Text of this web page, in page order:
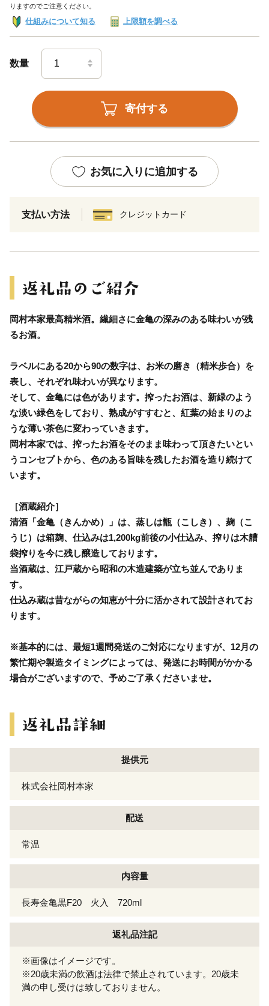
りますのでご注意ください。
仕組みについて知る 上限額を調べる
数量
寄付する
お気に入りに追加する
支払い方法 クレジットカード
岡村本家最高精米酒。繊細さに金亀の深みのある味わいが残
るお酒。
ラベルにある20から90の数字は、お米の磨き（精米歩合）を
表し、それぞれ味わいが異なります。
そして、金亀には色があります。搾ったお酒は、新緑のよう
な淡い緑色をしており、熟成がすすむと、紅葉の始まりのよ
うな薄い茶色に変わっていきます。
岡村本家では、搾ったお酒をそのまま味わって頂きたいとい
うコンセプトから、色のある旨味を残したお酒を造り続けて
います。
［酒蔵紹介］
清酒「金亀（きんかめ）」は、蒸しは甑（こしき）、麹（こ
うじ）は箱麹、仕込みは1,200kg前後の小仕込み、搾りは木艚
袋搾りを今に残し醸造しております。
当酒蔵は、江戸蔵から昭和の木造建築が立ち並んでありま
す。
仕込み蔵は昔ながらの知恵が十分に活かされて設計されてお
ります。
※基本的には、最短1週間発送のご対応になりますが、12月の
繁忙期や製造タイミングによっては、発送にお時間がかかる
場合がございますので、予めご了承くださいませ。
提供元
株式会社岡村本家
配送
常温
内容量
長寿金亀黒F20 火入 720ml
返礼品注記
※画像はイメージです。
※20歳未満の飲酒は法律で禁止されています。20歳未
満の申し受けは致しておりません。